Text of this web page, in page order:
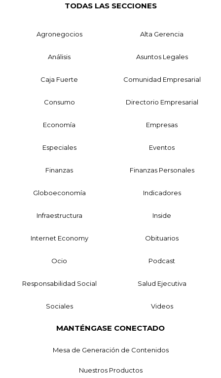
TODAS LAS SECCIONES
Agronegocios Alta Gerencia
Análisis Asuntos Legales
Caja Fuerte Comunidad Empresarial
Consumo Directorio Empresarial
Economía Empresas
Especiales Eventos
Finanzas Finanzas Personales
Globoeconomía Indicadores
Infraestructura Inside
Internet Economy Obituarios
Ocio Podcast
Responsabilidad Social Salud Ejecutiva
Sociales Videos
MANTÉNGASE CONECTADO
Mesa de Generación de Contenidos
Nuestros Productos